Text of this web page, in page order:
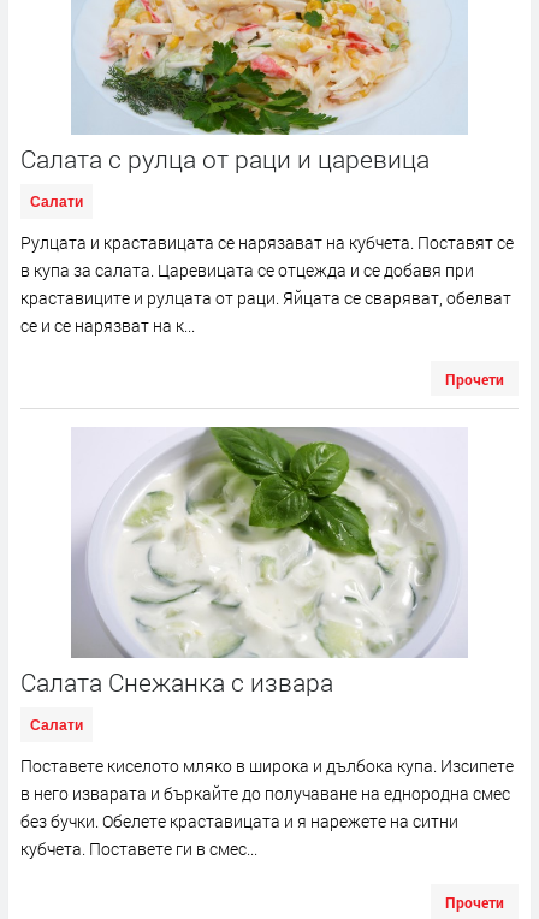
Салата с рулца от раци и царевица
Салати
Рулцата и краставицата се нарязават на кубчета. Поставят се
в купа за салата. Царевицата се отцежда и се добавя при
краставиците и рулцата от раци. Яйцата се сваряват, обелват
се и се нарязват на к...
Прочети
Салата Снежанка с извара
Салати
Поставете киселото мляко в широка и дълбока купа. Изсипете
в него изварата и бъркайте до получаване на еднородна смес
без бучки. Обелете краставицата и я нарежете на ситни
кубчета. Поставете ги в смес...
Прочети